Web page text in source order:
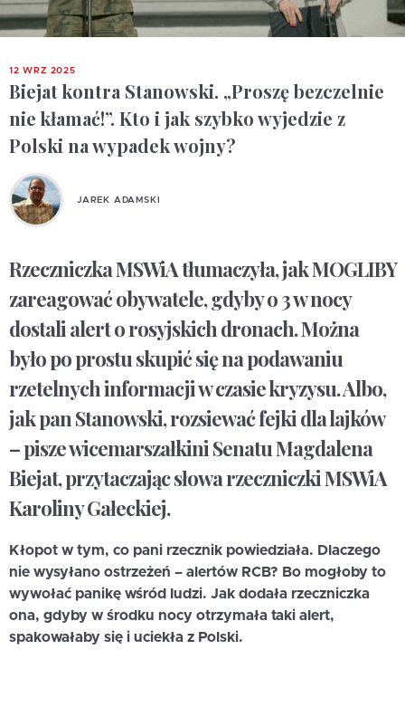
12 WRZ 2025
Biejat kontra Stanowski. „Proszę bezczelnie
nie kłamać!”. Kto i jak szybko wyjedzie z
Polski na wypadek wojny?
JAREK ADAMSKI
Rzeczniczka MSWiA tłumaczyła, jak MOGLIBY
zareagować obywatele, gdyby o 3 w nocy
dostali alert o rosyjskich dronach. Można
było po prostu skupić się na podawaniu
rzetelnych informacji w czasie kryzysu. Albo,
jak pan Stanowski, rozsiewać fejki dla lajków
– pisze wicemarszałkini Senatu Magdalena
Biejat, przytaczając słowa rzeczniczki MSWiA
Karoliny Gałeckiej.
Kłopot w tym, co pani rzecznik powiedziała. Dlaczego
nie wysyłano ostrzeżeń – alertów RCB? Bo mogłoby to
wywołać panikę wśród ludzi. Jak dodała rzeczniczka
ona, gdyby w środku nocy otrzymała taki alert,
spakowałaby się i uciekła z Polski.